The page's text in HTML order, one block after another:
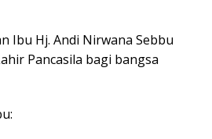
Ibu Hj. Andi Nirwana Sebbu
Pancasila bagi bangsa